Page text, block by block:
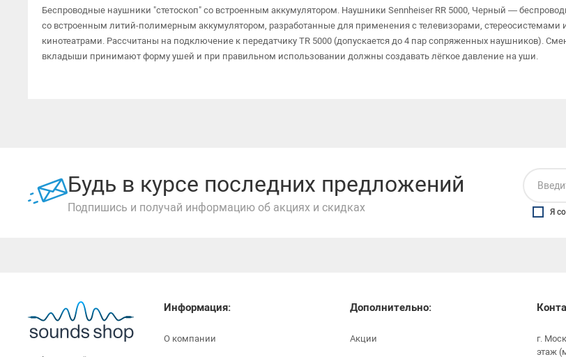
Беспроводные наушники "стетоскоп" со встроенным аккумулятором. Наушники Sennheiser RR 5000, Черный —
со встроенным литий-полимерным аккумулятором, разработанные для применения с телевизорами,
кинотеатрами. Рассчитаны на подключение к передатчику TR 5000 (допускается до 4 пар сопряженных наушников).
вкладыши принимают форму ушей и при правильном использовании должны создавать лёгкое давление на уши.
Будь в курсе последних предложений
Подпишись и получай информацию об акциях и скидках Я
Информация:
О компании
Дополнительно:
Акции
г.
этаж